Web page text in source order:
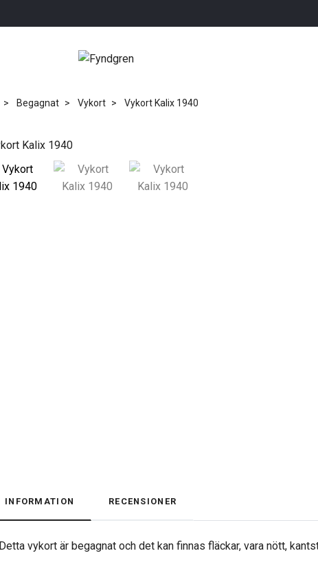
Begagnat Vykort Vykort Kalix 1940
INFORMATION RECENSIONER
Detta vykort är begagnat och det kan finnas fläckar, vara nött,